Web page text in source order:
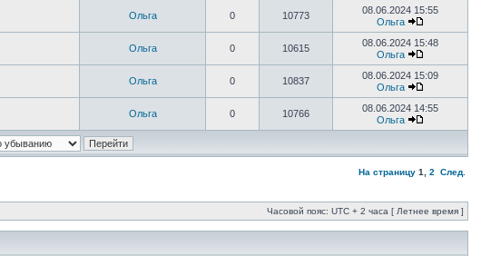
Ольга 0 10773
08.06.2024 15:55
Ольга
Ольга 0 10615
08.06.2024 15:48
Ольга
Ольга 0 10837
08.06.2024 15:09
Ольга
Ольга 0 10766
08.06.2024 14:55
Ольга
На страницу 1 2 След.
Часовой пояс: UTC + 2 часа [ Летнее время ]